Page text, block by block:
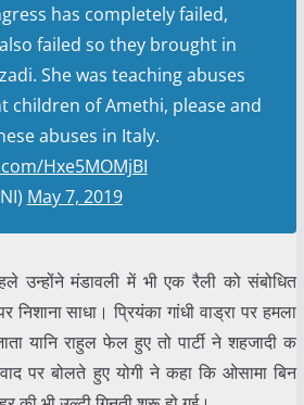
has completely failed,
failed so they brought in
She was teaching abuses
children of Amethi, please and
abuses in Italy.
Hxe5MOMjBI
May 7, 2019
उन्होंने मंडावली में भी एक रैली को संबोधित
निशाना साधा। प्रियंका गांधी वाड्रा पर हमला
यानि राहुल फेल हुए तो पार्टी ने शहजादी क
पर बोलते हुए योगी ने कहा कि ओसामा बिन